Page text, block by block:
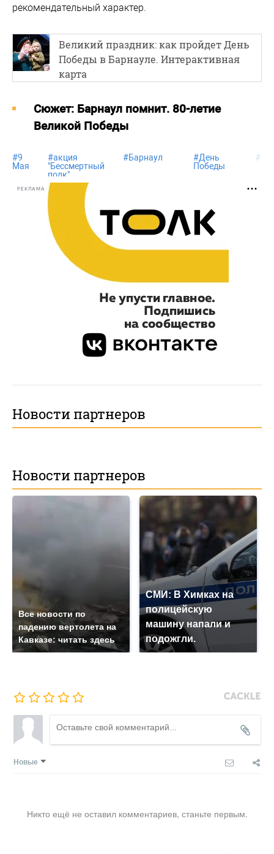
рекомендательный характер.
Великий праздник: как пройдет День
Победы в Барнауле. Интерактивная
карта
Cюжет: Барнаул помнит. 80-летие
Великой Победы
#9
Мая
#акция
"Бессмертный
полк"
#Барнаул #День
Победы
#
РЕКЛАМА
Новости партнеров
Новости партнеров
Все новости по
падению вертолета на
Кавказе: читать здесь
СМИ: В Химках на
полицейскую
машину напали и
подожгли.
Новые
Никто ещё не оставил комментариев, станьте первым.